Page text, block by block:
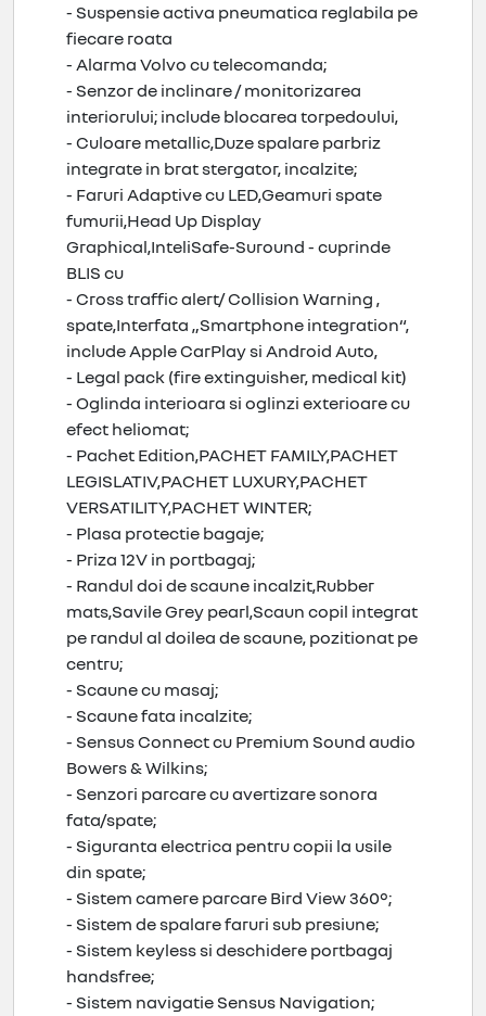
- Suspensie activa pneumatica reglabila pe
fiecare roata
- Alarma Volvo cu telecomanda;
- Senzor de inclinare / monitorizarea
interiorului; include blocarea torpedoului,
- Culoare metallic,Duze spalare parbriz
integrate in brat stergator, incalzite;
- Faruri Adaptive cu LED,Geamuri spate
fumurii,Head Up Display
Graphical,InteliSafe-Suround - cuprinde
BLIS cu
- Cross traffic alert/ Collision Warning ,
spate,Interfata „Smartphone integration“,
include Apple CarPlay si Android Auto,
- Legal pack (fire extinguisher, medical kit)
- Oglinda interioara si oglinzi exterioare cu
efect heliomat;
- Pachet Edition,PACHET FAMILY,PACHET
LEGISLATIV,PACHET LUXURY,PACHET
VERSATILITY,PACHET WINTER;
- Plasa protectie bagaje;
- Priza 12V in portbagaj;
- Randul doi de scaune incalzit,Rubber
mats,Savile Grey pearl,Scaun copil integrat
pe randul al doilea de scaune, pozitionat pe
centru;
- Scaune cu masaj;
- Scaune fata incalzite;
- Sensus Connect cu Premium Sound audio
Bowers & Wilkins;
- Senzori parcare cu avertizare sonora
fata/spate;
- Siguranta electrica pentru copii la usile
din spate;
- Sistem camere parcare Bird View 360°;
- Sistem de spalare faruri sub presiune;
- Sistem keyless si deschidere portbagaj
handsfree;
- Sistem navigatie Sensus Navigation;